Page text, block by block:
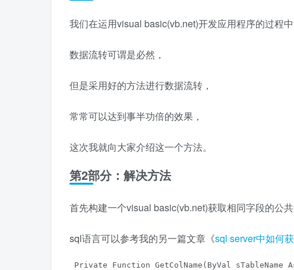
我们在运用visual basic(vb.net)开发应用程序的过程中
数据流转可谓是必然，
但是采用好的方法进行数据流转，
常常可以达到事半功倍的效果，
这次我就向大家介绍这一个方法。
第2部分：解决方法
首先构建一个visual basic(vb.net)获取相同字段的公共
sql语言可以参考我的另一篇文章《sql server中如何
Private Function GetColName(ByVal sTableName